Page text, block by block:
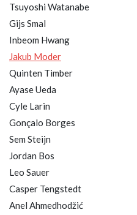
Tsuyoshi Watanabe
Gijs Smal
Inbeom Hwang
Jakub Moder
Quinten Timber
Ayase Ueda
Cyle Larin
Gonçalo Borges
Sem Steijn
Jordan Bos
Leo Sauer
Casper Tengstedt
Anel Ahmedhodžić